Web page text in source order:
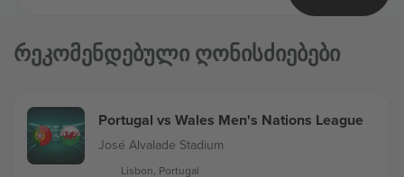
Რეკომენდებული Ღონისძიებები
Portugal vs Wales Men's Nations League
José Alvalade Stadium
Lisbon, Portugal